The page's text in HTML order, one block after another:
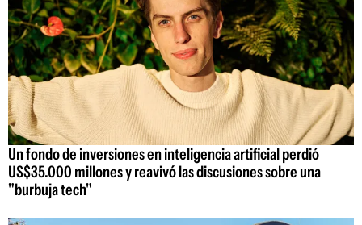
Un fondo de inversiones en inteligencia artificial perdió
US$35.000 millones y reavivó las discusiones sobre una
"burbuja tech"